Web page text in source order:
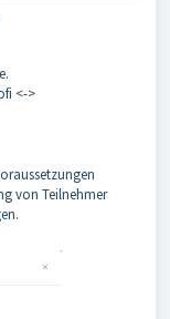
<->
von Teilnehmer